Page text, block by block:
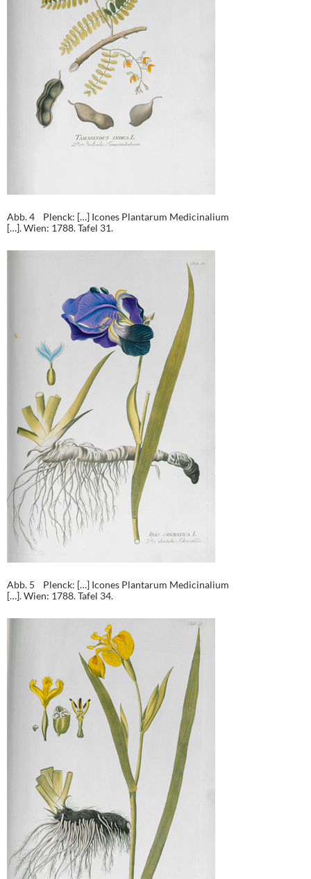
Abb. 4 Plenck: […] Icones Plantarum Medicinalium
[…]. Wien: 1788. Tafel 31.
Abb. 5 Plenck: […] Icones Plantarum Medicinalium
[…]. Wien: 1788. Tafel 34.